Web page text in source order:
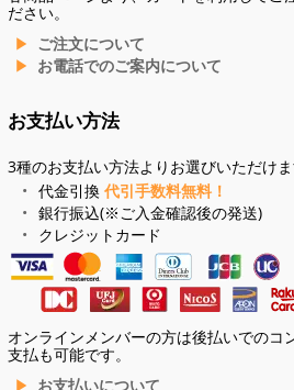
ださい。
ご注文について
お電話でのご案内について
お支払い方法
3種のお支払い方法よりお選びいただけま
代金引換 代引手数料無料！
銀行振込(※ご入金確認後の発送)
クレジットカード
オンラインメンバーの方は後払いでのコ
支払も可能です。
お支払いについて